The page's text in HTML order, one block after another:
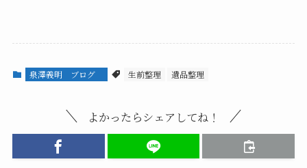
泉澤義明 ブログ 生前整理 遺品整理
よかったらシェアしてね！